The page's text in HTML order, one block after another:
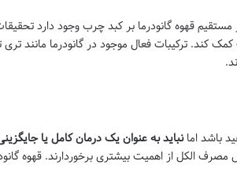
مستقیم قهوه گانودرما بر کبد چرب وجود دارد
کند. ترکیبات فعال موجود در گانودرما مانند
باشد امانباید به عنوان یک درمان کامل یا
الکل از اهمیت بیشتری برخوردارند. قهوه